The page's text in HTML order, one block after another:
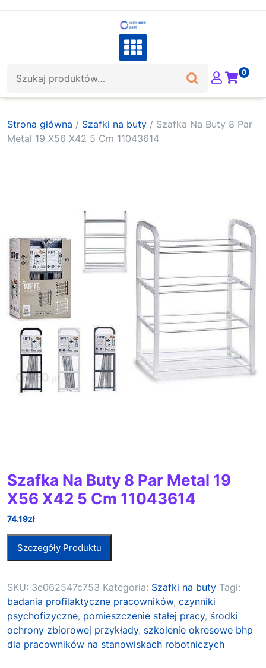
0
Strona główna / Szafki na buty / Szafka Na Buty 8 Par
Metal 19 X56 X42 5 Cm 11043614
Szafka Na Buty 8 Par Metal 19
X56 X42 5 Cm 11043614
74.19zł
Szczegóły Produktu
SKU: 3e062547c753 Kategoria: Szafki na buty Tagi:
badania profilaktyczne pracowników, czynniki
psychofizyczne, pomieszczenie stałej pracy, środki
ochrony zbiorowej przykłady, szkolenie okresowe bhp
dla pracowników na stanowiskach robotniczych